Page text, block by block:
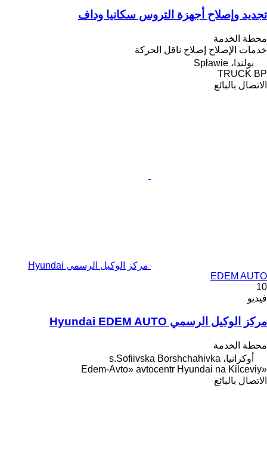
تجديد وإصلاح أجهزة التروس سكانيا وداف
محطة الخدمة
خدمات الإصلاح إصلاح ناقل الحركة
بولندا، Spławie
TRUCK BP
الاتصال بالبائع
مركز الوكيل الرسمي Hyundai
EDEM AUTO
10
فيديو
مركز الوكيل الرسمي Hyundai EDEM AUTO
محطة الخدمة
أوكرانيا، s.Sofiivska Borshchahivka
«Edem-Avto» avtocentr Hyundai na Kilceviy
الاتصال بالبائع